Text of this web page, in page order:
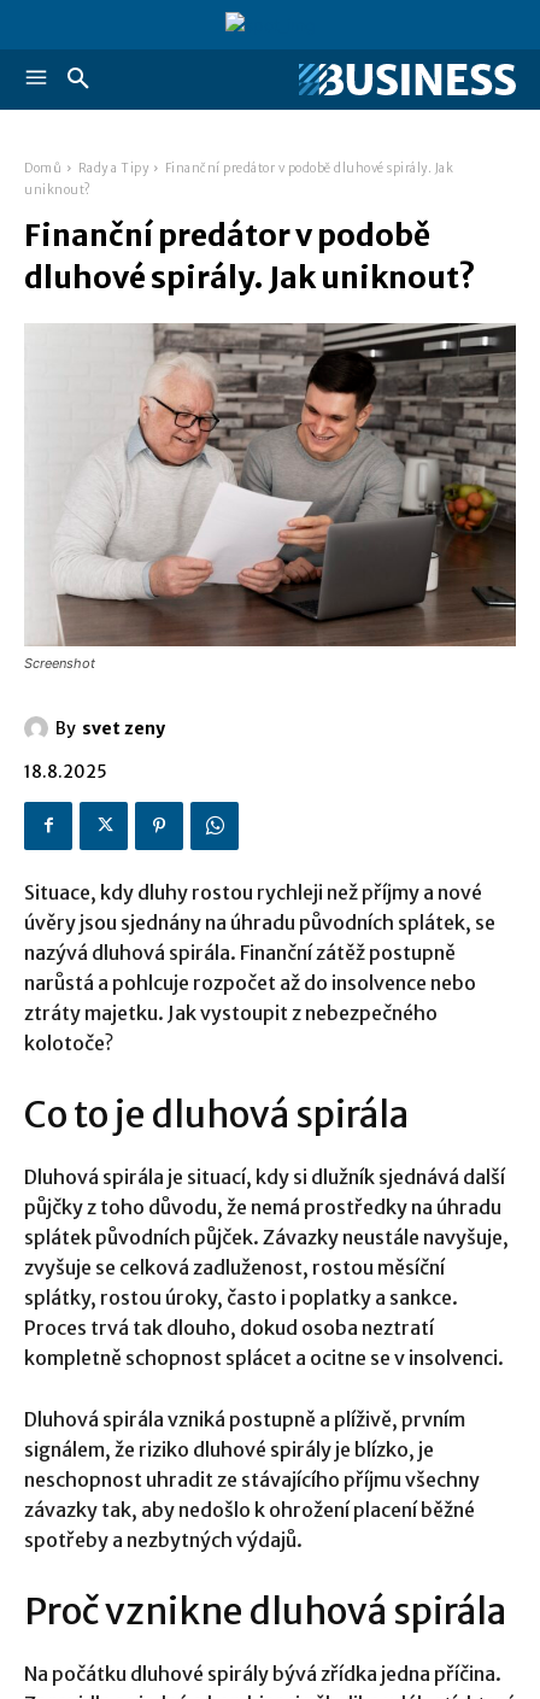
Domů Rady a Tipy
Finanční predátor v podobě dluhové spirály. Jak
uniknout?
Finanční predátor v podobě
dluhové spirály. Jak uniknout?
Screenshot
By svet zeny
18.8.2025
Situace, kdy dluhy rostou rychleji než příjmy a nové
úvěry jsou sjednány na úhradu původních splátek, se
nazývá dluhová spirála. Finanční zátěž postupně
narůstá a pohlcuje rozpočet až do insolvence nebo
ztráty majetku. Jak vystoupit z nebezpečného
kolotoče?
Co to je dluhová spirála
Dluhová spirála je situací, kdy si dlužník sjednává další
půjčky z toho důvodu, že nemá prostředky na úhradu
splátek původních půjček. Závazky neustále navyšuje,
zvyšuje se celková zadluženost, rostou měsíční
splátky, rostou úroky, často i poplatky a sankce.
Proces trvá tak dlouho, dokud osoba neztratí
kompletně schopnost splácet a ocitne se v insolvenci.
Dluhová spirála vzniká postupně a plíživě, prvním
signálem, že riziko dluhové spirály je blízko, je
neschopnost uhradit ze stávajícího příjmu všechny
závazky tak, aby nedošlo k ohrožení placení běžné
spotřeby a nezbytných výdajů.
Proč vznikne dluhová spirála
Na počátku dluhové spirály bývá zřídka jedna příčina.